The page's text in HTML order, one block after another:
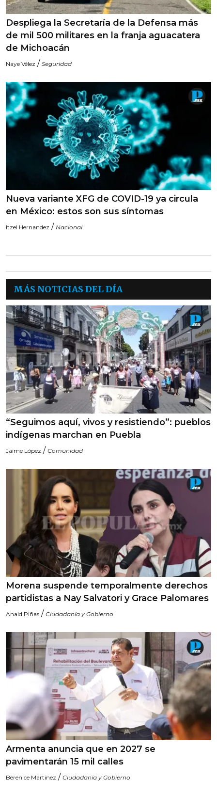
Despliega la Secretaría de la Defensa más
de mil 500 militares en la franja aguacatera
de Michoacán
Naye Vélez / Seguridad
Nueva variante XFG de COVID-19 ya circula
en México: estos son sus síntomas
Itzel Hernandez / Nacional
MÁS NOTICIAS DEL DÍA
“Seguimos aquí, vivos y resistiendo”: pueblos
indígenas marchan en Puebla
Jaime López / Comunidad
Morena suspende temporalmente derechos
partidistas a Nay Salvatori y Grace Palomares
Anaid Piñas / Ciudadanía y Gobierno
Armenta anuncia que en 2027 se
pavimentarán 15 mil calles
Berenice Martinez / Ciudadanía y Gobierno